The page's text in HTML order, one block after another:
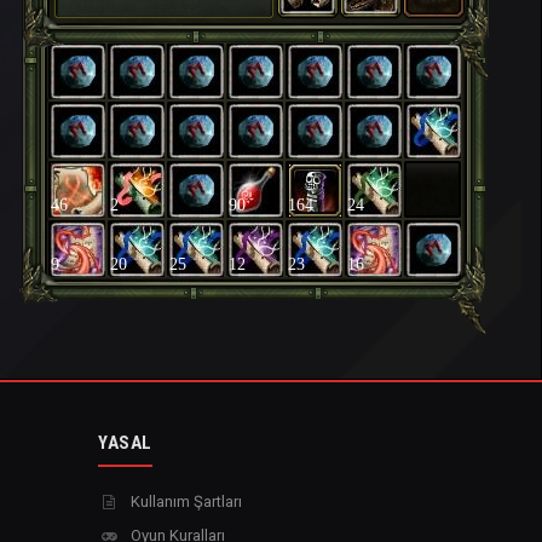
46 2 90 164 24
9 20 25 12 23 16
YASAL
Kullanım Şartları
Oyun Kuralları